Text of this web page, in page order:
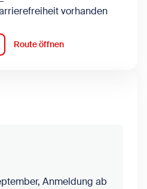
vorhanden
Route öffnen
Anmeldung ab